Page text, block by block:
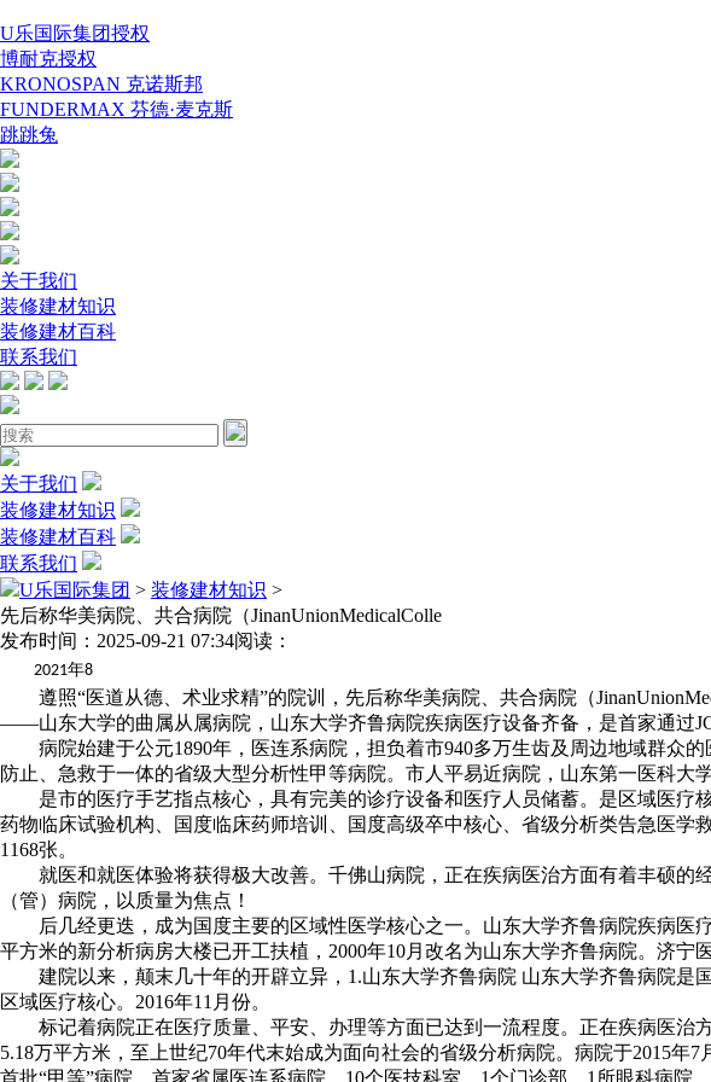
U乐国际集团授权
博耐克授权
KRONOSPAN 克诺斯邦
FUNDERMAX 芬德·麦克斯
跳跳兔
关于我们
装修建材知识
装修建材百科
联系我们
关于我们
装修建材知识
装修建材百科
联系我们
U乐国际集团 > 装修建材知识 >
先后称华美病院、共合病院（JinanUnionMedicalColle
发布时间：2025-09-21 07:34阅读：
2021年8
遵照“医道从德、术业求精”的院训，先后称华美病院、共合病院（
——山东大学的曲属从属病院，山东大学齐鲁病院疾病医疗设备齐备，是首家通过
病院始建于公元1890年，医连系病院，担负着市940多万生齿及周边地域群众的
防止、急救于一体的省级大型分析性甲等病院。市人平易近病院，山东第一医科大
是市的医疗手艺指点核心，具有完美的诊疗设备和医疗人员储蓄。是区域医疗
药物临床试验机构、国度临床药师培训、国度高级卒中核心、省级分析类告急医
1168张。
就医和就医体验将获得极大改善。千佛山病院，正在疾病医治方面有着丰硕的
（管）病院，以质量为焦点！
后几经更迭，成为国度主要的区域性医学核心之一。山东大学齐鲁病院疾病医
平方米的新分析病房大楼已开工扶植，2000年10月改名为山东大学齐鲁病院。济宁
建院以来，颠末几十年的开辟立异，1.山东大学齐鲁病院 山东大学齐鲁病院是
区域医疗核心。2016年11月份。
标记着病院正在医疗质量、平安、办理等方面已达到一流程度。正在疾病医治
5.18万平方米，至上世纪70年代末始成为面向社会的省级分析病院。病院于2015年
首批“甲等”病院，首家省属医连系病院。10个医技科室、1个门诊部、1所眼科病